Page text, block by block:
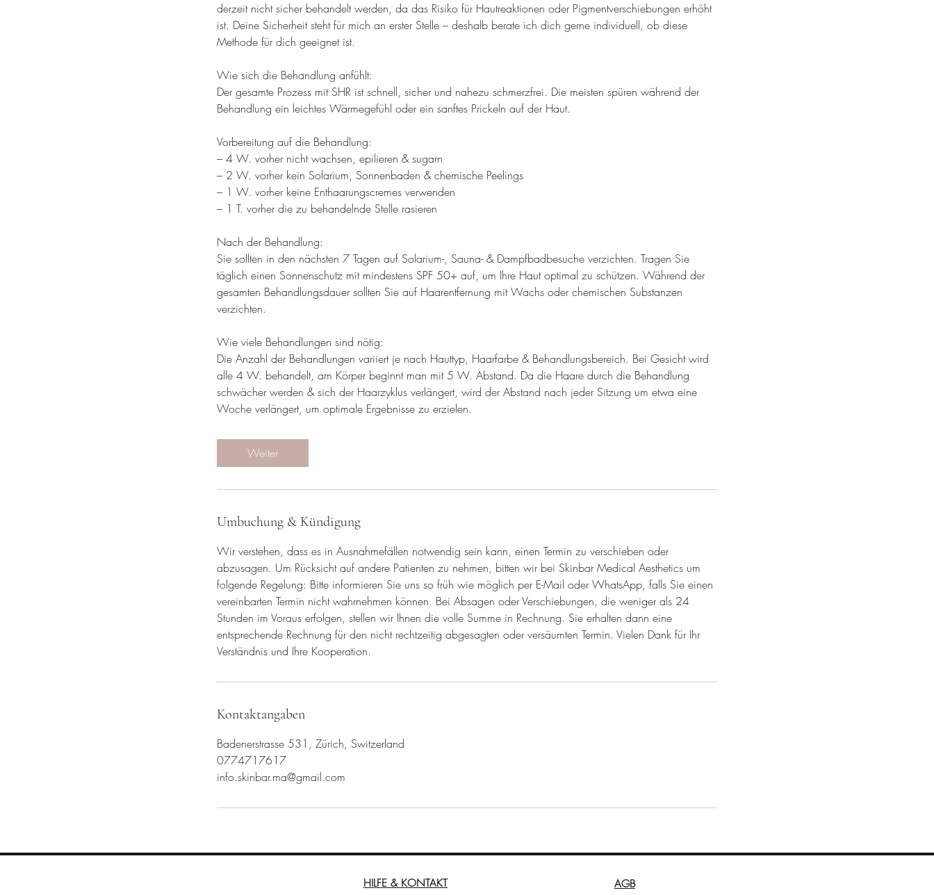
derzeit nicht sicher behandelt werden, da das Risiko für Hautreaktionen oder Pigmentverschiebungen erhöht
ist. Deine Sicherheit steht für mich an erster Stelle – deshalb berate ich dich gerne individuell, ob diese
Methode für dich geeignet ist.
Wie sich die Behandlung anfühlt:
Der gesamte Prozess mit SHR ist schnell, sicher und nahezu schmerzfrei. Die meisten spüren während der
Behandlung ein leichtes Wärmegefühl oder ein sanftes Prickeln auf der Haut.
Vorbereitung auf die Behandlung:
– 4 W. vorher nicht wachsen, epilieren & sugarn
– 2 W. vorher kein Solarium, Sonnenbaden & chemische Peelings
– 1 W. vorher keine Enthaarungscremes verwenden
– 1 T. vorher die zu behandelnde Stelle rasieren
Nach der Behandlung:
Sie sollten in den nächsten 7 Tagen auf Solarium-, Sauna- & Dampfbadbesuche verzichten. Tragen Sie
täglich einen Sonnenschutz mit mindestens SPF 50+ auf, um Ihre Haut optimal zu schützen. Während der
gesamten Behandlungsdauer sollten Sie auf Haarentfernung mit Wachs oder chemischen Substanzen
verzichten.
Wie viele Behandlungen sind nötig:
Die Anzahl der Behandlungen variiert je nach Hauttyp, Haarfarbe & Behandlungsbereich. Bei Gesicht wird
alle 4 W. behandelt, am Körper beginnt man mit 5 W. Abstand. Da die Haare durch die Behandlung
schwächer werden & sich der Haarzyklus verlängert, wird der Abstand nach jeder Sitzung um etwa eine
Woche verlängert, um optimale Ergebnisse zu erzielen.
Weiter
Umbuchung & Kündigung
Wir verstehen, dass es in Ausnahmefällen notwendig sein kann, einen Termin zu verschieben oder
abzusagen. Um Rücksicht auf andere Patienten zu nehmen, bitten wir bei Skinbar Medical Aesthetics um
folgende Regelung: Bitte informieren Sie uns so früh wie möglich per E-Mail oder WhatsApp, falls Sie einen
vereinbarten Termin nicht wahrnehmen können. Bei Absagen oder Verschiebungen, die weniger als 24
Stunden im Voraus erfolgen, stellen wir Ihnen die volle Summe in Rechnung. Sie erhalten dann eine
entsprechende Rechnung für den nicht rechtzeitig abgesagten oder versäumten Termin. Vielen Dank für Ihr
Verständnis und Ihre Kooperation.
Kontaktangaben
Badenerstrasse 531, Zürich, Switzerland
0774717617
info.skinbar.ma@gmail.com
HILFE & KONTAKT AGB